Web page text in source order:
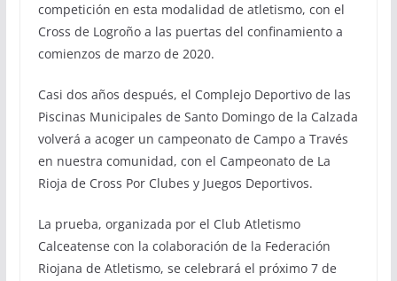
competición en esta modalidad de atletismo, con el
Cross de Logroño a las puertas del confinamiento a
comienzos de marzo de 2020.
Casi dos años después, el Complejo Deportivo de las
Piscinas Municipales de Santo Domingo de la Calzada
volverá a acoger un campeonato de Campo a Través
en nuestra comunidad, con el Campeonato de La
Rioja de Cross Por Clubes y Juegos Deportivos.
La prueba, organizada por el Club Atletismo
Calceatense con la colaboración de la Federación
Riojana de Atletismo, se celebrará el próximo 7 de